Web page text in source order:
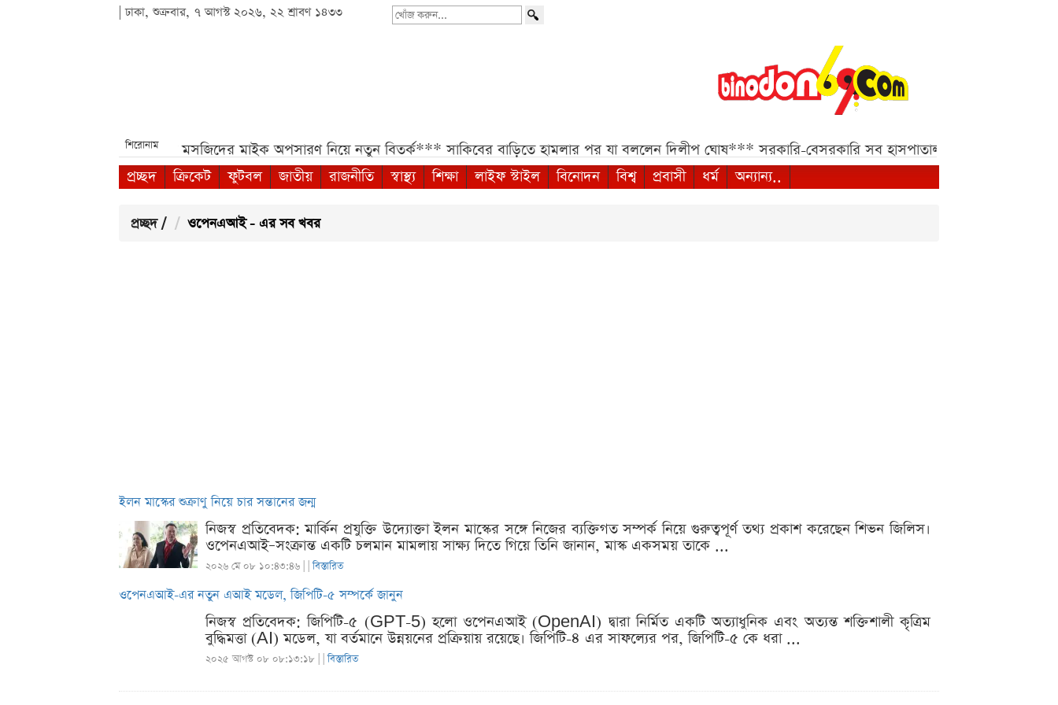
| ঢাকা, শুক্রবার, ৭ আগস্ট ২০২৬, ২২ শ্রাবণ ১৪৩৩
খোঁজ
শিরোনাম
পশ্চিমবঙ্গে মসজিদের মাইক অপসারণ নিয়ে নতুন বিতর্ক*** সাকিবের বাড়িতে হামলার পর যা বললেন দিলীপ ঘোষ*** সরকারি-বেসরকারি সব হাসপাতাল ও ক্লিনিকের জন্য
প্রচ্ছদ
ক্রিকেট ফুটবল জাতীয় রাজনীতি স্বাস্থ্য শিক্ষা লাইফ স্টাইল বিনোদন বিশ্ব প্রবাসী ধর্ম অন্যান্য..
প্রচ্ছদ / ওপেনএআই - এর সব খবর
ইলন মাস্কের শুক্রাণু নিয়ে চার সন্তানের জন্ম
নিজস্ব প্রতিবেদক: মার্কিন প্রযুক্তি উদ্যোক্তা ইলন মাস্কের সঙ্গে নিজের ব্যক্তিগত সম্পর্ক নিয়ে গুরুত্বপূর্ণ তথ্য প্রকাশ করেছেন শিভন জিলিস।
ওপেনএআই–সংক্রান্ত একটি চলমান মামলায় সাক্ষ্য দিতে গিয়ে তিনি জানান, মাস্ক একসময় তাকে ...
২০২৬ মে ০৮ ১০:৪৩:৪৬ | |বিস্তারিত
ওপেনএআই-এর নতুন এআই মডেল, জিপিটি-৫ সম্পর্কে জানুন
নিজস্ব প্রতিবেদক: জিপিটি-৫ (GPT-5) হলো ওপেনএআই (OpenAI) দ্বারা নির্মিত একটি অত্যাধুনিক এবং অত্যন্ত শক্তিশালী কৃত্রিম
বুদ্ধিমত্তা (AI) মডেল, যা বর্তমানে উন্নয়নের প্রক্রিয়ায় রয়েছে। জিপিটি-৪ এর সাফল্যের পর, জিপিটি-৫ কে ধরা ...
২০২৫ আগস্ট ০৮ ০৮:১৩:১৮ | |বিস্তারিত